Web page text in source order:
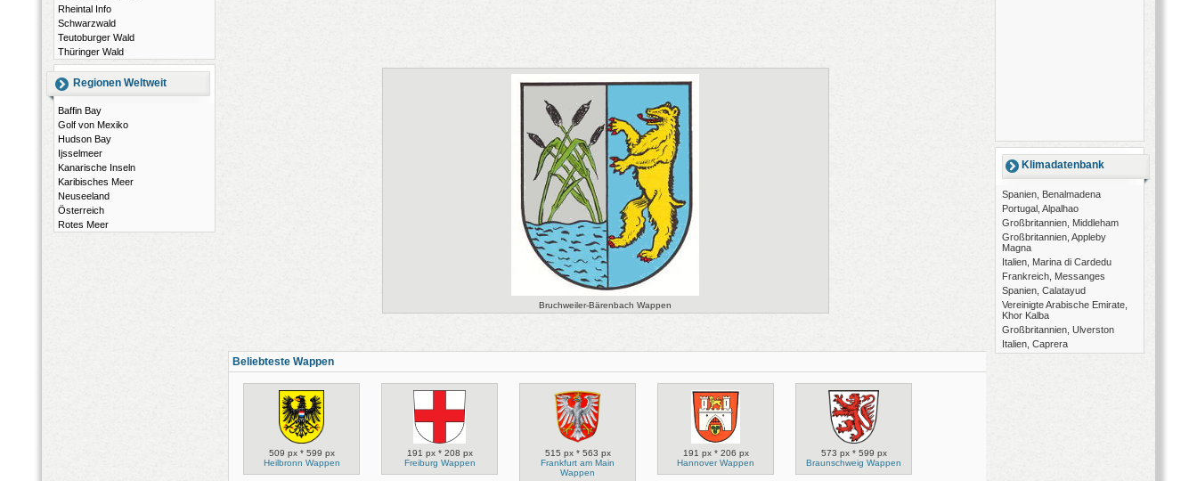
Rheintal Info
Schwarzwald
Teutoburger Wald
Thüringer Wald
Regionen Weltweit
Baffin Bay
Golf von Mexiko
Hudson Bay
Ijsselmeer
Kanarische Inseln
Karibisches Meer
Neuseeland
Österreich
Rotes Meer
Klimadatenbank
Spanien, Benalmadena
Portugal, Alpalhao
Großbritannien, Middleham
Großbritannien, Appleby
Magna
Italien, Marina di Cardedu
Frankreich, Messanges
Spanien, Calatayud
Vereinigte Arabische Emirate,
Khor Kalba
Großbritannien, Ulverston
Italien, Caprera
Bruchweiler-Bärenbach Wappen
Beliebteste Wappen
509 px * 599 px
Heilbronn Wappen
191 px * 208 px
Freiburg Wappen
515 px * 563 px
Frankfurt am Main
Wappen
191 px * 206 px
Hannover Wappen
573 px * 599 px
Braunschweig Wappen